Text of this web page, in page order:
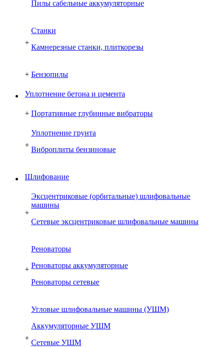
Пилы сабельные аккумуляторные
+
Cтанки
Камнерезные станки, плиткорезы
+ Бензопилы
Уплотнение бетона и цемента
+ Портативные глубинные вибраторы
+
Уплотнение грунта
Виброплиты бензиновые
Шлифование
+
Эксцентриковые (орбитальные) шлифовальные
машины
Сетевые эксцентриковые шлифовальные машины
+
Реноваторы
Реноваторы аккумуляторные
Реноваторы сетевые
+
Угловые шлифовальные машины (УШМ)
Аккумуляторные УШМ
Сетевые УШМ